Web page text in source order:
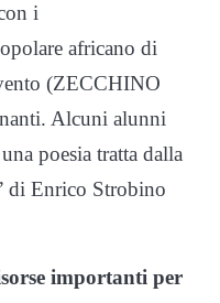
i
africano di
(ZECCHINO
Alcuni alunni
poesia tratta dalla
di Enrico Strobino
importanti per